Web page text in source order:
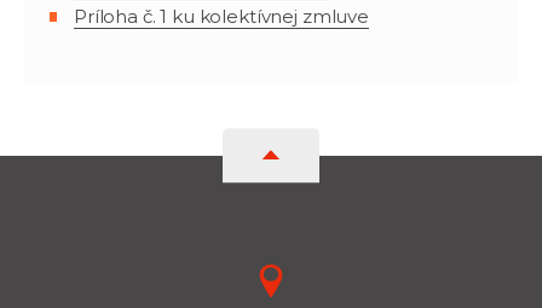
Príloha č. 1 ku kolektívnej zmluve